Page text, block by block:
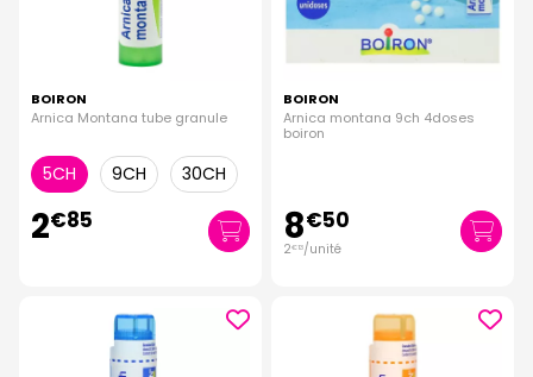
BOIRON
Arnica Montana tube granule
5CH 9CH 30CH
2€85
BOIRON
Arnica montana 9ch 4doses
boiron
8€50
2€ 13/unité